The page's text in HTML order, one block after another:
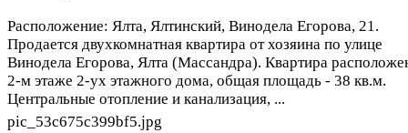
Расположение: Ялта, Ялтинский, Винодела Егорова, 21.
Продается двухкомнатная квартира от хозяина по улице
Винодела Егорова, Ялта (Массандра). Квартира
2-м этаже 2-ух этажного дома, общая площадь - 38 кв.м.
Центральные отопление и канализация, ...
pic_53c675c399bf5.jpg